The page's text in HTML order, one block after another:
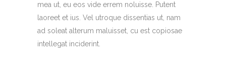
mea ut, eu eos vide errem noluisse. Putent
laoreet et ius. Vel utroque dissentias ut, nam
ad soleat alterum maluisset, cu est copiosae
intellegat inciderint.